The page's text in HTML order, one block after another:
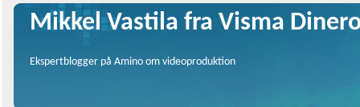
Mikkel Vastila fra Visma
Ekspertblogger på Amino om videoproduktion